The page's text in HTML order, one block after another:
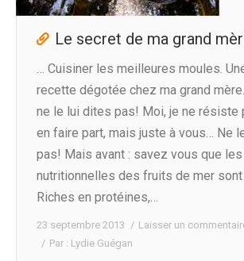
Le secret de ma grand
… Cuisiner les meilleures moules.
recette dégotée chez ma grand
ne le lui dites pas! Moi, je ne résiste
en faire part, mais juste à vous… Ne
pas! Mais avant : savez vous que
nutritionnelles des fruits de mer
Riches en protéines,…
23 septembre 2013 Laisser un
Par : Lydie Guégan